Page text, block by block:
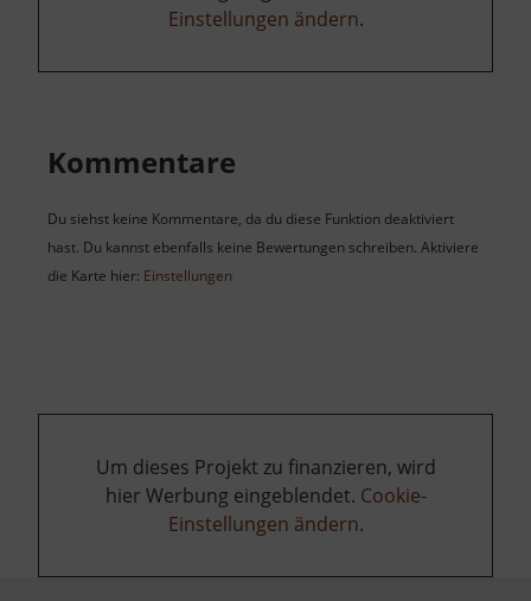
Einstellungen ändern.
Kommentare
Du siehst keine Kommentare, da du diese Funktion deaktiviert
hast. Du kannst ebenfalls keine Bewertungen schreiben. Aktiviere
die Karte hier: Einstellungen
Um dieses Projekt zu finanzieren, wird
hier Werbung eingeblendet. Cookie-
Einstellungen ändern.